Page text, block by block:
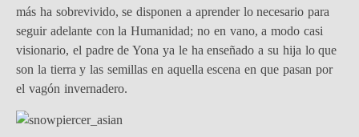
más ha sobrevivido, se disponen a aprender lo necesario para
seguir adelante con la Humanidad; no en vano, a modo casi
visionario, el padre de Yona ya le ha enseñado a su hija lo que
son la tierra y las semillas en aquella escena en que pasan por
el vagón invernadero.